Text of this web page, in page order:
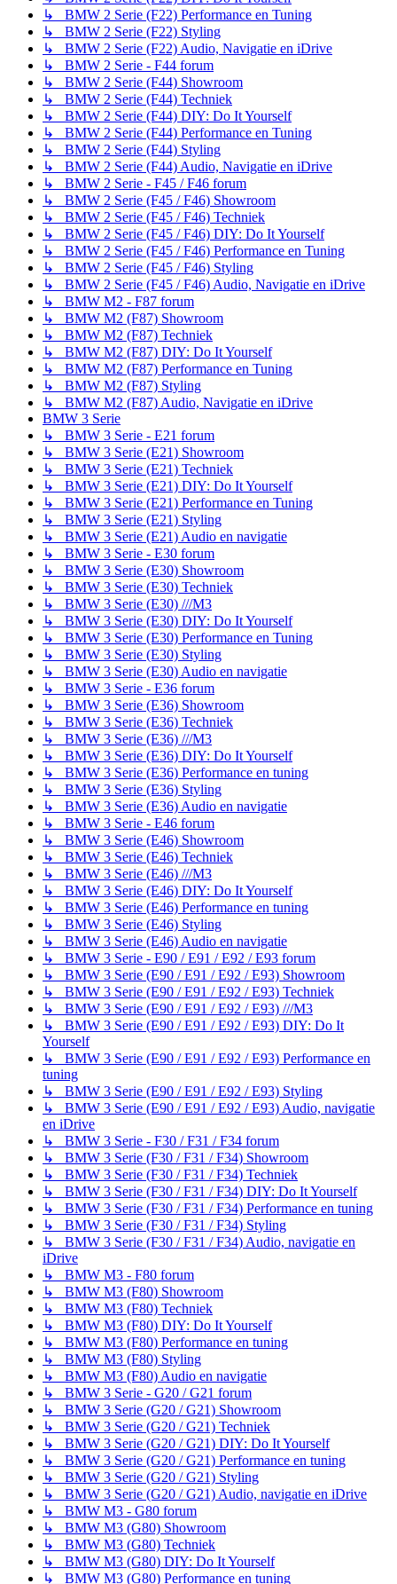
↳ BMW 2 Serie (F22) Performance en Tuning
↳ BMW 2 Serie (F22) Styling
↳ BMW 2 Serie (F22) Audio, Navigatie en iDrive
↳ BMW 2 Serie - F44 forum
↳ BMW 2 Serie (F44) Showroom
↳ BMW 2 Serie (F44) Techniek
↳ BMW 2 Serie (F44) DIY: Do It Yourself
↳ BMW 2 Serie (F44) Performance en Tuning
↳ BMW 2 Serie (F44) Styling
↳ BMW 2 Serie (F44) Audio, Navigatie en iDrive
↳ BMW 2 Serie - F45 / F46 forum
↳ BMW 2 Serie (F45 / F46) Showroom
↳ BMW 2 Serie (F45 / F46) Techniek
↳ BMW 2 Serie (F45 / F46) DIY: Do It Yourself
↳ BMW 2 Serie (F45 / F46) Performance en Tuning
↳ BMW 2 Serie (F45 / F46) Styling
↳ BMW 2 Serie (F45 / F46) Audio, Navigatie en iDrive
↳ BMW M2 - F87 forum
↳ BMW M2 (F87) Showroom
↳ BMW M2 (F87) Techniek
↳ BMW M2 (F87) DIY: Do It Yourself
↳ BMW M2 (F87) Performance en Tuning
↳ BMW M2 (F87) Styling
↳ BMW M2 (F87) Audio, Navigatie en iDrive
BMW 3 Serie
↳ BMW 3 Serie - E21 forum
↳ BMW 3 Serie (E21) Showroom
↳ BMW 3 Serie (E21) Techniek
↳ BMW 3 Serie (E21) DIY: Do It Yourself
↳ BMW 3 Serie (E21) Performance en Tuning
↳ BMW 3 Serie (E21) Styling
↳ BMW 3 Serie (E21) Audio en navigatie
↳ BMW 3 Serie - E30 forum
↳ BMW 3 Serie (E30) Showroom
↳ BMW 3 Serie (E30) Techniek
↳ BMW 3 Serie (E30) ///M3
↳ BMW 3 Serie (E30) DIY: Do It Yourself
↳ BMW 3 Serie (E30) Performance en Tuning
↳ BMW 3 Serie (E30) Styling
↳ BMW 3 Serie (E30) Audio en navigatie
↳ BMW 3 Serie - E36 forum
↳ BMW 3 Serie (E36) Showroom
↳ BMW 3 Serie (E36) Techniek
↳ BMW 3 Serie (E36) ///M3
↳ BMW 3 Serie (E36) DIY: Do It Yourself
↳ BMW 3 Serie (E36) Performance en tuning
↳ BMW 3 Serie (E36) Styling
↳ BMW 3 Serie (E36) Audio en navigatie
↳ BMW 3 Serie - E46 forum
↳ BMW 3 Serie (E46) Showroom
↳ BMW 3 Serie (E46) Techniek
↳ BMW 3 Serie (E46) ///M3
↳ BMW 3 Serie (E46) DIY: Do It Yourself
↳ BMW 3 Serie (E46) Performance en tuning
↳ BMW 3 Serie (E46) Styling
↳ BMW 3 Serie (E46) Audio en navigatie
↳ BMW 3 Serie - E90 / E91 / E92 / E93 forum
↳ BMW 3 Serie (E90 / E91 / E92 / E93) Showroom
↳ BMW 3 Serie (E90 / E91 / E92 / E93) Techniek
↳ BMW 3 Serie (E90 / E91 / E92 / E93) ///M3
↳ BMW 3 Serie (E90 / E91 / E92 / E93) DIY: Do It
Yourself
↳ BMW 3 Serie (E90 / E91 / E92 / E93) Performance en
tuning
↳ BMW 3 Serie (E90 / E91 / E92 / E93) Styling
↳ BMW 3 Serie (E90 / E91 / E92 / E93) Audio, navigatie
en iDrive
↳ BMW 3 Serie - F30 / F31 / F34 forum
↳ BMW 3 Serie (F30 / F31 / F34) Showroom
↳ BMW 3 Serie (F30 / F31 / F34) Techniek
↳ BMW 3 Serie (F30 / F31 / F34) DIY: Do It Yourself
↳ BMW 3 Serie (F30 / F31 / F34) Performance en tuning
↳ BMW 3 Serie (F30 / F31 / F34) Styling
↳ BMW 3 Serie (F30 / F31 / F34) Audio, navigatie en
iDrive
↳ BMW M3 - F80 forum
↳ BMW M3 (F80) Showroom
↳ BMW M3 (F80) Techniek
↳ BMW M3 (F80) DIY: Do It Yourself
↳ BMW M3 (F80) Performance en tuning
↳ BMW M3 (F80) Styling
↳ BMW M3 (F80) Audio en navigatie
↳ BMW 3 Serie - G20 / G21 forum
↳ BMW 3 Serie (G20 / G21) Showroom
↳ BMW 3 Serie (G20 / G21) Techniek
↳ BMW 3 Serie (G20 / G21) DIY: Do It Yourself
↳ BMW 3 Serie (G20 / G21) Performance en tuning
↳ BMW 3 Serie (G20 / G21) Styling
↳ BMW 3 Serie (G20 / G21) Audio, navigatie en iDrive
↳ BMW M3 - G80 forum
↳ BMW M3 (G80) Showroom
↳ BMW M3 (G80) Techniek
↳ BMW M3 (G80) DIY: Do It Yourself
↳ BMW M3 (G80) Performance en tuning